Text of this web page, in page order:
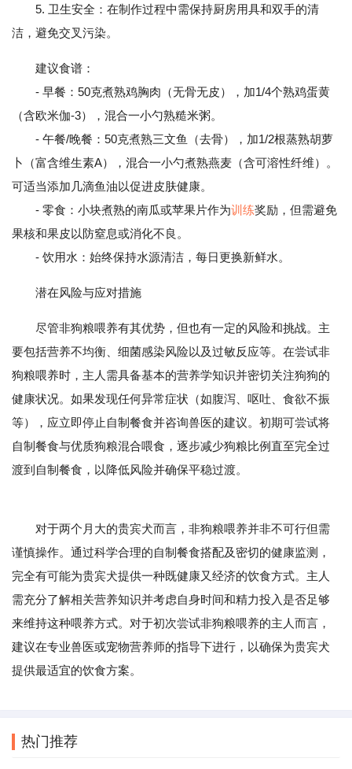
5. 卫生安全：在制作过程中需保持厨房用具和双手的清
洁，避免交叉污染。
建议食谱：
- 早餐：50克煮熟鸡胸肉（无骨无皮），加1/4个熟鸡蛋黄
（含欧米伽-3），混合一小勺熟糙米粥。
- 午餐/晚餐：50克煮熟三文鱼（去骨），加1/2根蒸熟胡萝
卜（富含维生素A），混合一小勺煮熟燕麦（含可溶性纤维）。
可适当添加几滴鱼油以促进皮肤健康。
- 零食：小块煮熟的南瓜或苹果片作为训练奖励，但需避免
果核和果皮以防窒息或消化不良。
- 饮用水：始终保持水源清洁，每日更换新鲜水。
潜在风险与应对措施
尽管非狗粮喂养有其优势，但也有一定的风险和挑战。主
要包括营养不均衡、细菌感染风险以及过敏反应等。在尝试非
狗粮喂养时，主人需具备基本的营养学知识并密切关注狗狗的
健康状况。如果发现任何异常症状（如腹泻、呕吐、食欲不振
等），应立即停止自制餐食并咨询兽医的建议。初期可尝试将
自制餐食与优质狗粮混合喂食，逐步减少狗粮比例直至完全过
渡到自制餐食，以降低风险并确保平稳过渡。
对于两个月大的贵宾犬而言，非狗粮喂养并非不可行但需
谨慎操作。通过科学合理的自制餐食搭配及密切的健康监测，
完全有可能为贵宾犬提供一种既健康又经济的饮食方式。主人
需充分了解相关营养知识并考虑自身时间和精力投入是否足够
来维持这种喂养方式。对于初次尝试非狗粮喂养的主人而言，
建议在专业兽医或宠物营养师的指导下进行，以确保为贵宾犬
提供最适宜的饮食方案。
热门推荐